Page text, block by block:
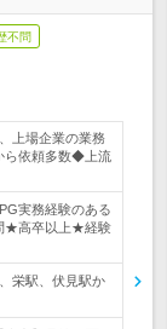
不問
上場企業の業務
ら依頼多数◆上流
実務経験のある
★高卒以上★経験
栄駅、伏見駅か